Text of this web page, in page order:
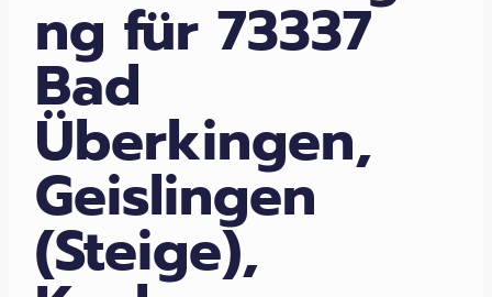
ng für 73337
Bad
Überkingen,
Geislingen
(Steige),